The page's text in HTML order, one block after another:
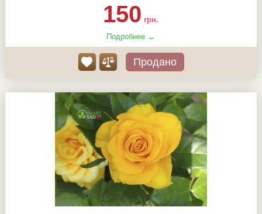
150 грн.
Подробнее →
Продано